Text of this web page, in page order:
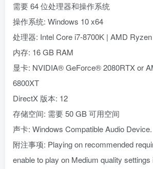
需要 64 位处理器和操作系统
操作系统: Windows 10 x64
处理器: Intel Core i7-8700K | AMD
内存: 16 GB RAM
显卡: NVIDIA® GeForce® 2080RTX or
6800XT
DirectX 版本: 12
存储空间: 需要 50 GB 可用空间
声卡: Windows Compatible Audio Device.
附注事项: Playing on recommended
enable to play on Medium quality